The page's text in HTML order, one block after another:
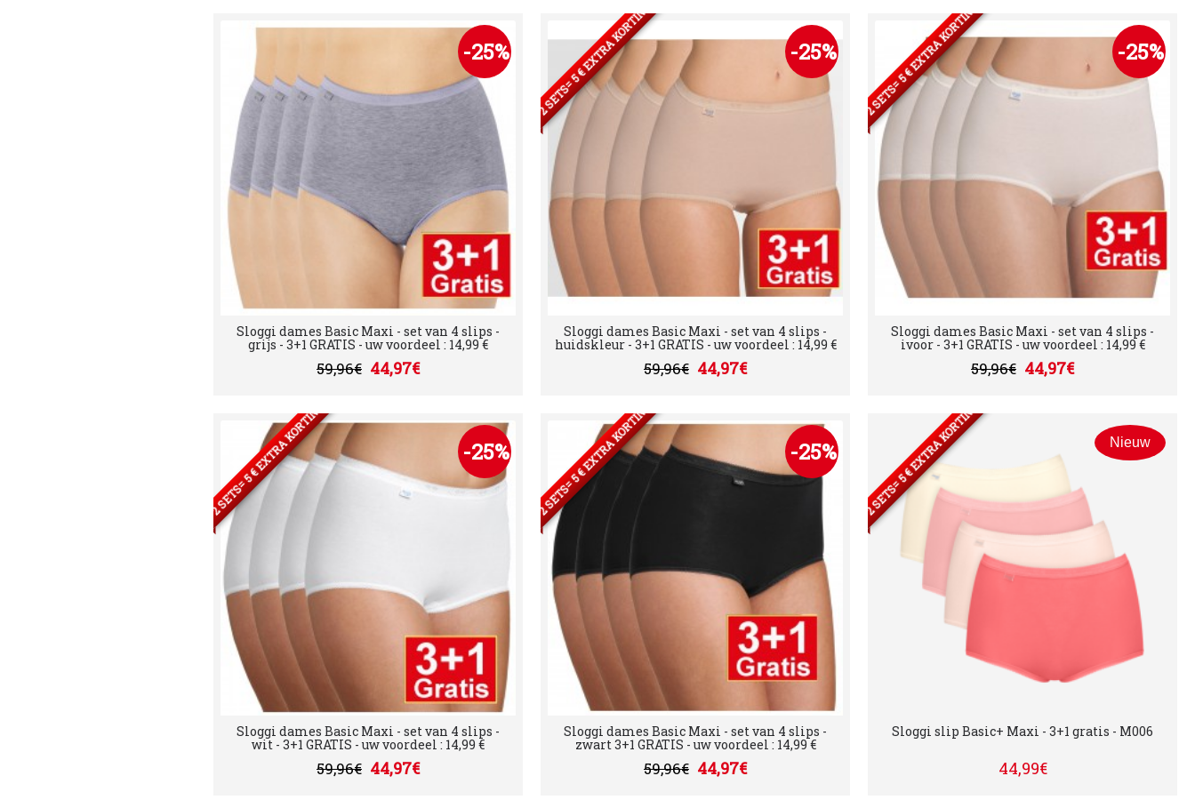
-25%
Sloggi dames Basic Maxi - set van 4 slips -
grijs - 3+1 GRATIS - uw voordeel : 14,99 €
59,96€ 44,97€
2 SETS= 5 € EXTRA KORTING -25%
Sloggi dames Basic Maxi - set van 4 slips -
huidskleur - 3+1 GRATIS - uw voordeel : 14,99 €
59,96€ 44,97€
2 SETS= 5 € EXTRA KORTING -25%
Sloggi dames Basic Maxi - set van 4 slips -
ivoor - 3+1 GRATIS - uw voordeel : 14,99 €
59,96€ 44,97€
2 SETS= 5 € EXTRA KORTING -25%
Sloggi dames Basic Maxi - set van 4 slips -
wit - 3+1 GRATIS - uw voordeel : 14,99 €
59,96€ 44,97€
2 SETS= 5 € EXTRA KORTING -25%
Sloggi dames Basic Maxi - set van 4 slips -
zwart 3+1 GRATIS - uw voordeel : 14,99 €
59,96€ 44,97€
2 SETS= 5 € EXTRA KORTING Nieuw
Sloggi slip Basic+ Maxi - 3+1 gratis - M006
44,99€